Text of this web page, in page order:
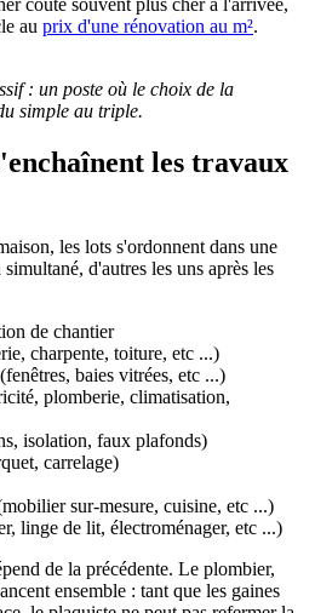
coûte souvent plus cher à l'arrivée,
au prix d'une rénovation au m².
: un poste où le choix de la
simple au triple.
les travaux
les lots s'ordonnent dans une
d'autres les uns après les
de chantier
charpente, toiture, etc ...)
baies vitrées, etc ...)
plomberie, climatisation,
isolation, faux plafonds)
carrelage)
sur-mesure, cuisine, etc ...)
linge de lit, électroménager, etc ...)
de la précédente. Le plombier,
ensemble : tant que les gaines